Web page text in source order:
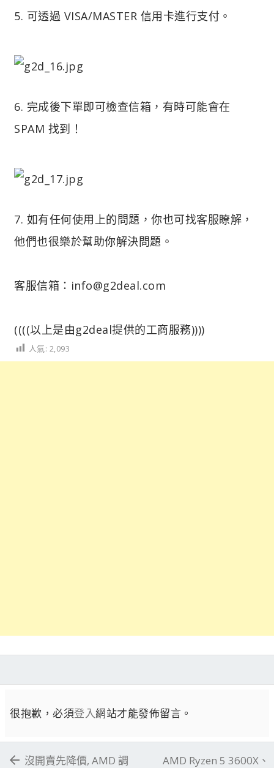
5. 可透過 VISA/MASTER 信用卡進行支付。
6. 完成後下單即可檢查信箱，有時可能會在
SPAM 找到！
7. 如有任何使用上的問題，你也可找客服瞭解，
他們也很樂於幫助你解決問題。
客服信箱：info@g2deal.com
((((以上是由g2deal提供的工商服務))))
人氣: 2,093
很抱歉，必須登入網站才能發佈留言。
沒開賣先降價, AMD 調
AMD Ryzen 5 3600X、